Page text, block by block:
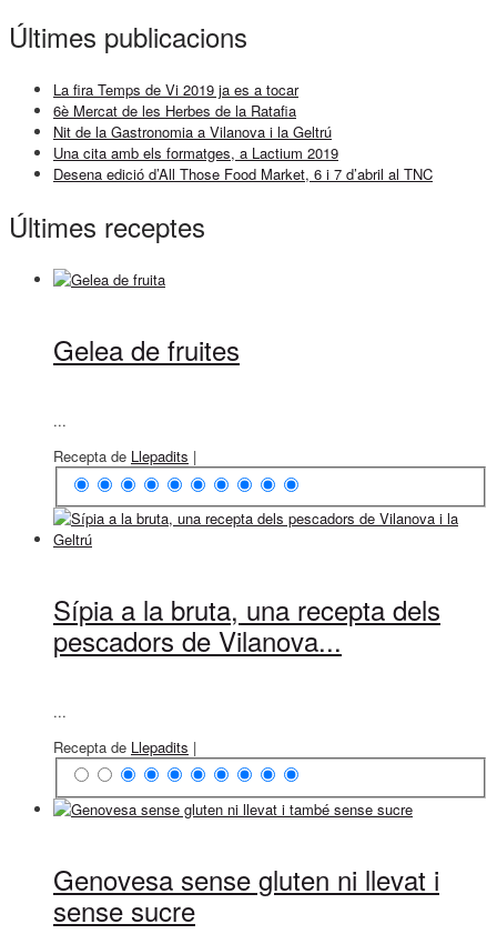
Últimes publicacions
La fira Temps de Vi 2019 ja es a tocar
6è Mercat de les Herbes de la Ratafia
Nit de la Gastronomia a Vilanova i la Geltrú
Una cita amb els formatges, a Lactium 2019
Desena edició d’All Those Food Market, 6 i 7 d’abril al TNC
Últimes receptes
Gelea de fruites
...
Recepta de Llepadits |
Sípia a la bruta, una recepta dels
pescadors de Vilanova...
...
Recepta de Llepadits |
Genovesa sense gluten ni llevat i
sense sucre